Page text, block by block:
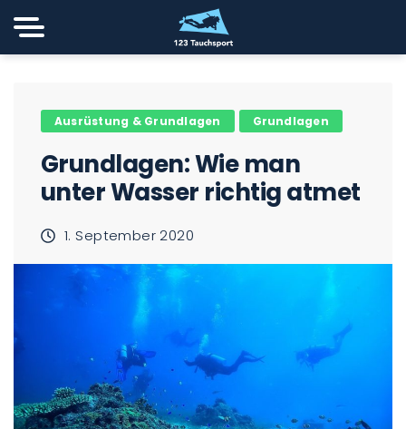
Ausrüstung & Grundlagen Grundlagen
Grundlagen: Wie man
unter Wasser richtig atmet
1. September 2020